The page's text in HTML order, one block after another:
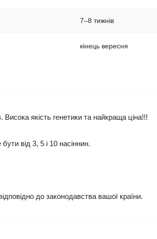
7–8 тижнів
кінець вересня
Висока якість генетики та найкраща ціна!!!
від 3, 5 і 10 насіннин.
до законодавства вашої країни.